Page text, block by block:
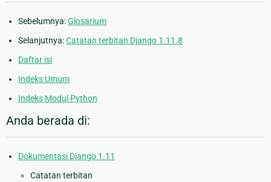
Sebelumnya:Glosarium
Selanjutnya:Catatan terbitan Django 1.11.8
Daftar isi
Indeks Umum
Indeks Modul Python
Anda berada di:
Dokumentasi Django 1.11
Catatan terbitan